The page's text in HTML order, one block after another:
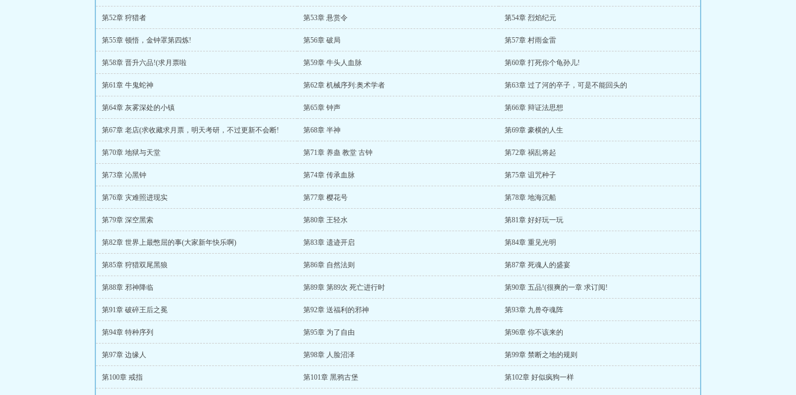
第52章 狩猎者 第53章 悬赏令 第54章 烈焰纪元
第55章 顿悟，金钟罩第四炼! 第56章 破局 第57章 村雨金雷
第58章 晋升六品!(求月票啦 第59章 牛头人血脉 第60章 打死你个龟孙儿!
第61章 牛鬼蛇神 第62章 机械序列:奥术学者 第63章 过了河的卒子，可是不能回头的
第64章 灰雾深处的小镇 第65章 钟声 第66章 辩证法思想
第67章 老店(求收藏求月票，明天考研，不过更新不会断! 第68章 半神 第69章 豪横的人生
第70章 地狱与天堂 第71章 养蛊 教堂 古钟 第72章 祸乱将起
第73章 沁黑钟 第74章 传承血脉 第75章 诅咒种子
第76章 灾难照进现实 第77章 樱花号 第78章 地海沉船
第79章 深空黑索 第80章 王轻水 第81章 好好玩一玩
第82章 世界上最憋屈的事(大家新年快乐啊) 第83章 遗迹开启 第84章 重见光明
第85章 狩猎双尾黑狼 第86章 自然法则 第87章 死魂人的盛宴
第88章 邪神降临 第89章 第89次 死亡进行时 第90章 五品!(很爽的一章 求订阅!
第91章 破碎王后之冕 第92章 送福利的邪神 第93章 九兽夺魂阵
第94章 特种序列 第95章 为了自由 第96章 你不该来的
第97章 边缘人 第98章 人脸沼泽 第99章 禁断之地的规则
第100章 戒指 第101章 黑鸦古堡 第102章 好似疯狗一样